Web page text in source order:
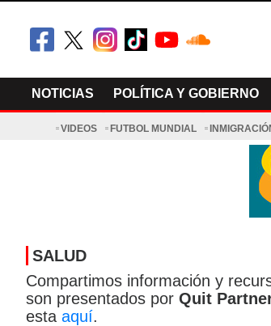
NOTICIAS POLÍTICA Y GOBIERNO
VIDEOS FUTBOL MUNDIAL
SALUD
Compartimos información y
son presentados por Quit
esta aquí.